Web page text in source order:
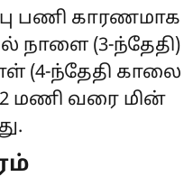
பணி காரணமாக
நாளை (3-ந்தேதி)
(4-ந்தேதி காலை
2 மணி வரை மின்